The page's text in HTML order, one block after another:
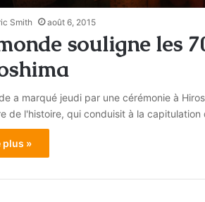
Smith août 6, 2015
souligne les
a marqué jeudi par une cérémonie à
de l'histoire, qui conduisit à la
plus »